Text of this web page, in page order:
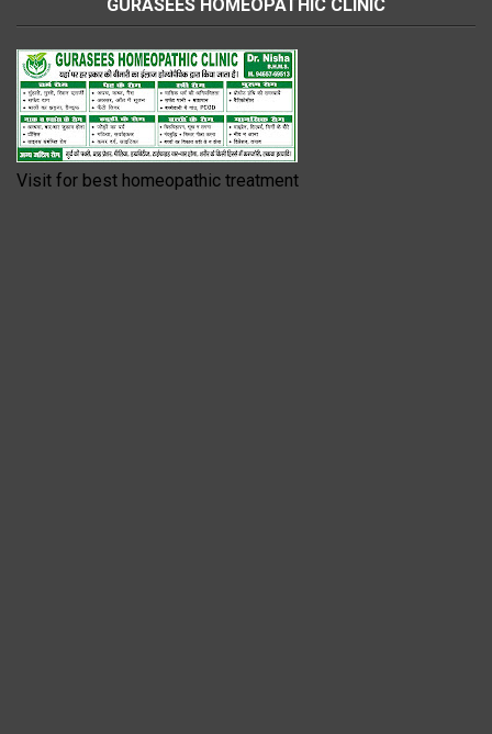
GURASEES HOMEOPATHIC CLINIC
Visit for best homeopathic treatment